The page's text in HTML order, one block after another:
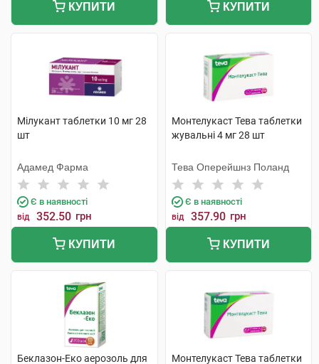
КУПИТИ КУПИТИ
Мілукант таблетки 10 мг 28
шт
Адамед Фарма
Є в наявності
від 352.50 грн
КУПИТИ
Монтелукаст Тева таблетки
жувальні 4 мг 28 шт
Тева Оперейшнз Поланд
Є в наявності
від 357.90 грн
КУПИТИ
Беклазон-Еко аерозоль для Монтелукаст Тева таблетки